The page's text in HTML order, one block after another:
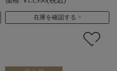
在庫を確認する